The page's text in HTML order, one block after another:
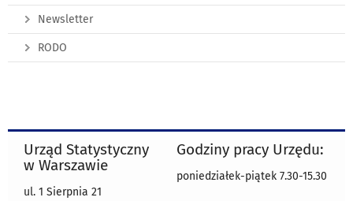
Newsletter
RODO
Urząd Statystyczny
w Warszawie
ul. 1 Sierpnia 21
Godziny pracy Urzędu:
poniedziałek-piątek 7.30-15.30